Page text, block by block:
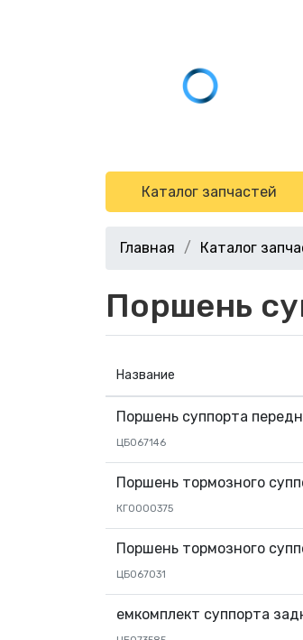
Каталог запчастей
Главная Каталог
Поршень
Название
Поршень суппорта
ЦБ067146
Поршень тормозного
КГ0000375
Поршень тормозного
ЦБ067031
емкомплект суппорта